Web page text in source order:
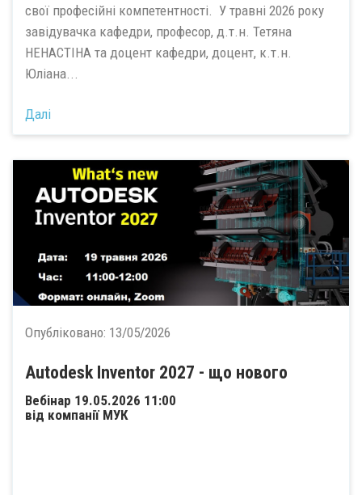
свої професійні компетентності. У травні 2026 року
завідувачка кафедри, професор, д.т.н. Тетяна
НЕНАСТІНА та доцент кафедри, доцент, к.т.н.
Юліана...
Далі
Опубліковано: 13/05/2026
Autodesk Inventor 2027 - що нового
Вебінар 19.05.2026 11:00
від компанії МУК